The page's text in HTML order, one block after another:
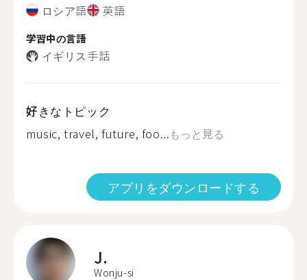
ロシア語 英語
学習中の言語
イギリス手話
好きなトピック
music, travel, future, foo...もっと見る
アプリをダウンロードする
J.
Wonju-si